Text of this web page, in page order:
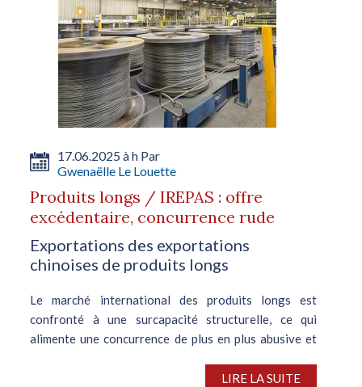
17.06.2025 à h Par
Gwenaëlle Le Louette
Produits longs / IREPAS : offre
excédentaire, concurrence rude
Exportations des exportations
chinoises de produits longs
Le marché international des produits longs est
confronté à une surcapacité structurelle, ce qui
alimente une concurrence de plus en plus abusive et
LIRE LA SUITE